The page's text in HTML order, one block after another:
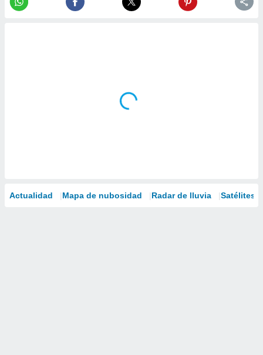
Actualidad Mapa de nubosidad Radar de lluvia Satélites